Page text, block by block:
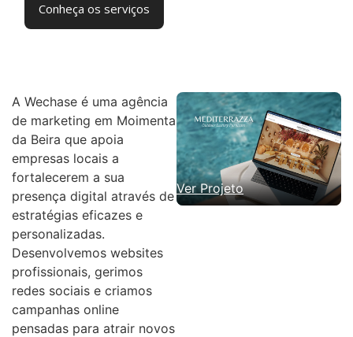
Conheça os serviços
A Wechase é uma agência
de marketing em Moimenta
da Beira que apoia
empresas locais a
fortalecerem a sua
presença digital através de
estratégias eficazes e
personalizadas.
Desenvolvemos websites
profissionais, gerimos
redes sociais e criamos
campanhas online
pensadas para atrair novos
Ver Projeto